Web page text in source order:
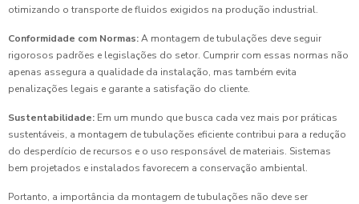
otimizando o transporte de fluidos exigidos na produção industrial.
Conformidade com Normas:A montagem de tubulações deve seguir
rigorosos padrões e legislações do setor. Cumprir com essas normas não
apenas assegura a qualidade da instalação, mas também evita
penalizações legais e garante a satisfação do cliente.
Sustentabilidade: Em um mundo que busca cada vez mais por práticas
sustentáveis, a montagem de tubulações eficiente contribui para a redução
do desperdício de recursos e o uso responsável de materiais. Sistemas
bem projetados e instalados favorecem a conservação ambiental.
Portanto, a importância da montagem de tubulações não deve ser